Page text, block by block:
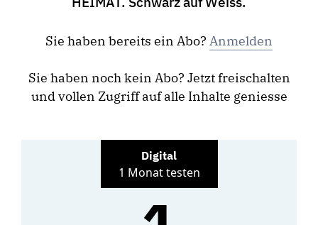
Sie haben bereits ein Abo? Anmelden
Sie haben noch kein Abo? Jetzt freischalten
und vollen Zugriff auf alle Inhalte geniesse
Digital
1 Monat testen